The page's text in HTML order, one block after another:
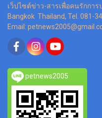
เว็ปไซต์ข่าว-สารเพื่อคนรักกา
Bangkok Thailand, Tel. 081-
Email:
petnews2005